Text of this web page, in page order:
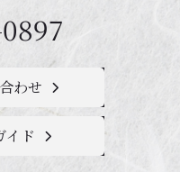
わせ
イド